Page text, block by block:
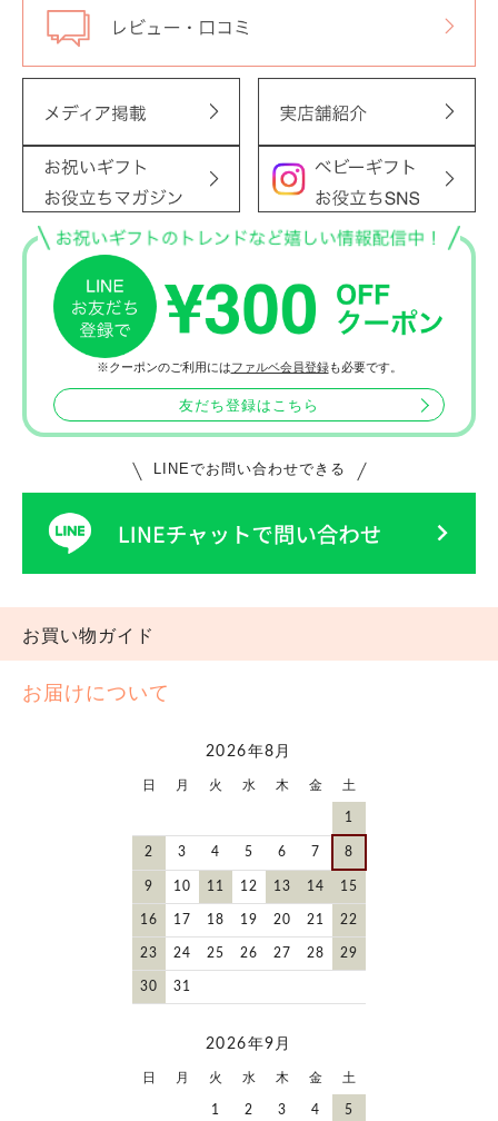
※クーポンのご利用にはファルベ会員登録も必要です。
友だち登録はこちら
LINEでお問い合わせできる
お買い物ガイド
お届けについて
2026年8月
日 月 火 水 木 金 土
1
2 3 4 5 6 7 8
9 10 11 12 13 14 15
16 17 18 19 20 21 22
23 24 25 26 27 28 29
30 31
2026年9月
日 月 火 水 木 金 土
1 2 3 4 5